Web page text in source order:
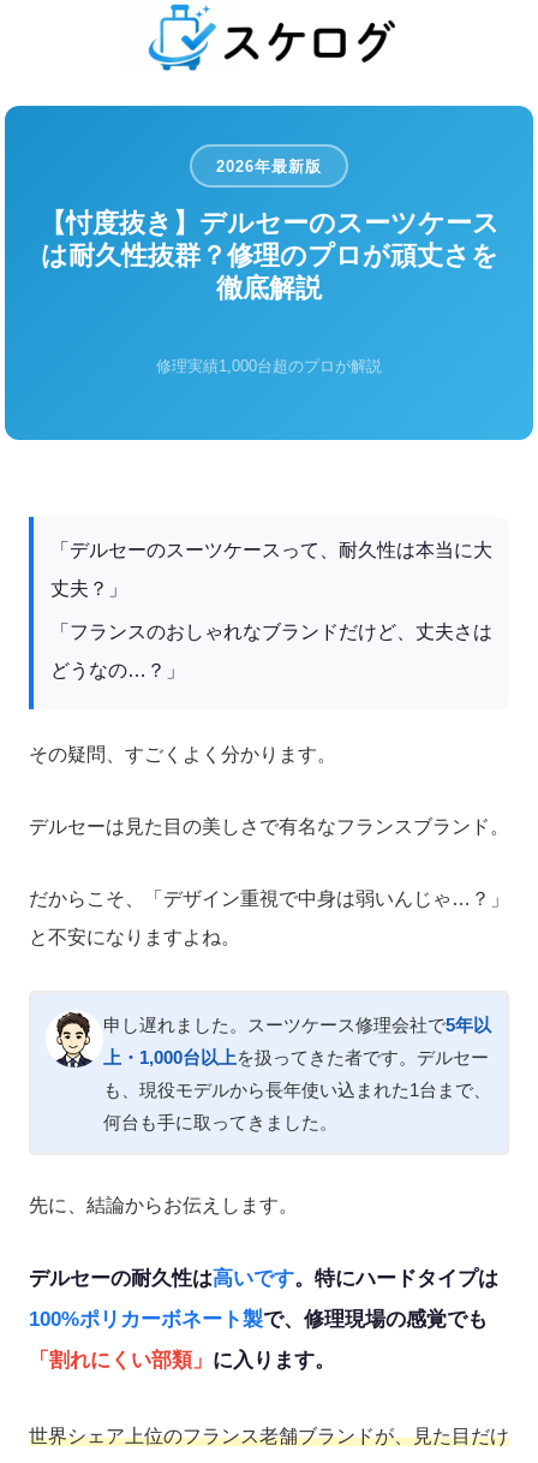
2026年最新版
【忖度抜き】デルセーのスーツケース
は耐久性抜群？修理のプロが頑丈さを
徹底解説
修理実績1,000台超のプロが解説
「デルセーのスーツケースって、耐久性は本当に大
丈夫？」
「フランスのおしゃれなブランドだけど、丈夫さは
どうなの…？」
その疑問、すごくよく分かります。
デルセーは見た目の美しさで有名なフランスブランド。
だからこそ、「デザイン重視で中身は弱いんじゃ…？」
と不安になりますよね。
申し遅れました。スーツケース修理会社で5年以
上・1,000台以上を扱ってきた者です。デルセー
も、現役モデルから長年使い込まれた1台まで、
何台も手に取ってきました。
先に、結論からお伝えします。
デルセーの耐久性は高いです。特にハードタイプは
100%ポリカーボネート製で、修理現場の感覚でも
「割れにくい部類」 に入ります。
世界シェア上位のフランス老舗ブランドが、見た目だけ